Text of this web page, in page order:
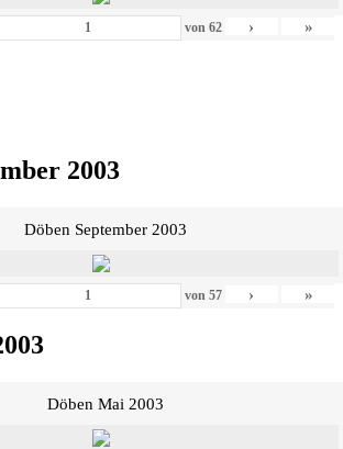
von 62 › »
2003
Döben September 2003
von 57 › »
Döben Mai 2003